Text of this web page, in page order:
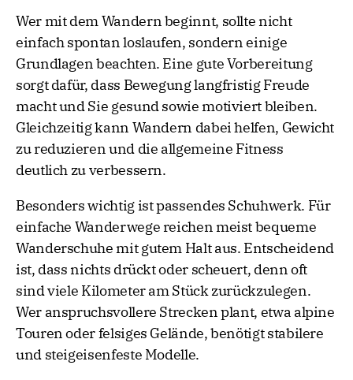
Wer mit dem Wandern beginnt, sollte nicht
einfach spontan loslaufen, sondern einige
Grundlagen beachten. Eine gute Vorbereitung
sorgt dafür, dass Bewegung langfristig Freude
macht und Sie gesund sowie motiviert bleiben.
Gleichzeitig kann Wandern dabei helfen, Gewicht
zu reduzieren und die allgemeine Fitness
deutlich zu verbessern.
Besonders wichtig ist passendes Schuhwerk. Für
einfache Wanderwege reichen meist bequeme
Wanderschuhe mit gutem Halt aus. Entscheidend
ist, dass nichts drückt oder scheuert, denn oft
sind viele Kilometer am Stück zurückzulegen.
Wer anspruchsvollere Strecken plant, etwa alpine
Touren oder felsiges Gelände, benötigt stabilere
und steigeisenfeste Modelle.